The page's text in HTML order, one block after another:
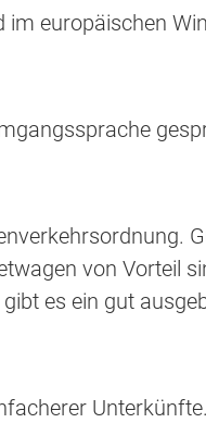
europäischen
von Vorteil
es ein gut